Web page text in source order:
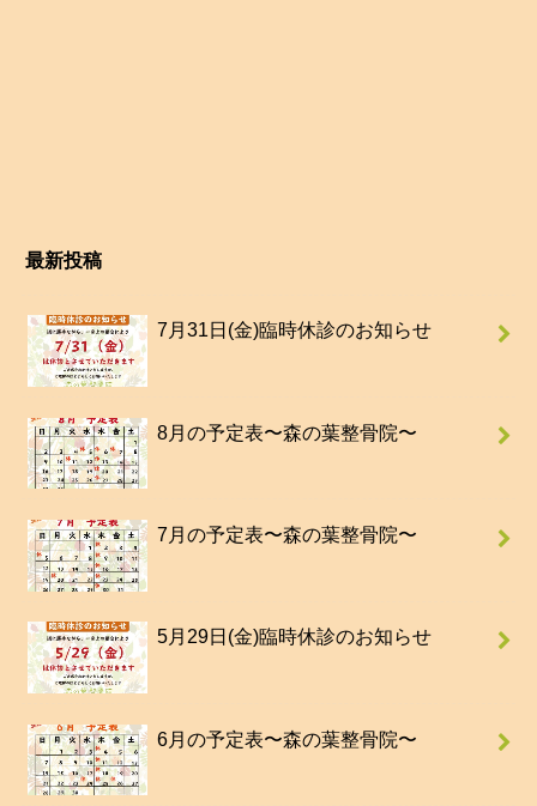
最新投稿
7月31日(金)臨時休診のお知らせ
8月の予定表〜森の葉整骨院〜
7月の予定表〜森の葉整骨院〜
5月29日(金)臨時休診のお知らせ
6月の予定表〜森の葉整骨院〜